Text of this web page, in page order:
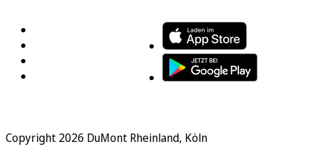
Copyright 2026 DuMont Rheinland, Köln